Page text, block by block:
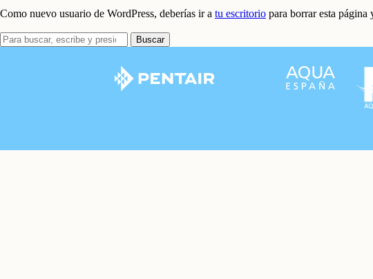
Como nuevo usuario de WordPress, deberías ir a tu escritorio para borrar esta página
Buscar